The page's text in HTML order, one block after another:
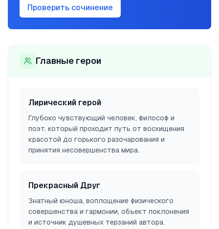
Проверить сочинение
Главные герои
Лирический герой
Глубоко чувствующий человек, философ и
поэт, который проходит путь от восхищения
красотой до горького разочарования и
принятия несовершенства мира.
Прекрасный Друг
Знатный юноша, воплощение физического
совершенства и гармонии, объект поклонения
и источник душевных терзаний автора.